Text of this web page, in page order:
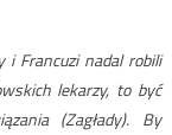
i Francuzi nadal robili
lekarzy, to być
(Zagłady). By